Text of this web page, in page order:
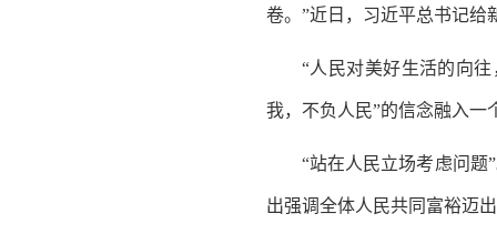
卷。”近日，习近平总书记给
“人民对美好生活的向
我，不负人民”的信念融入一
“站在人民立场考虑问题
出强调全体人民共同富裕迈